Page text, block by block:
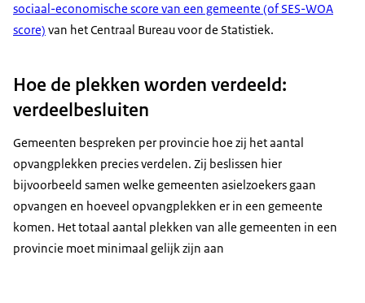
sociaal-economische score van een gemeente (of SES-WOA
score) van het Centraal Bureau voor de Statistiek.
Hoe de plekken worden verdeeld:
verdeelbesluiten
Gemeenten bespreken per provincie hoe zij het aantal
opvangplekken precies verdelen. Zij beslissen hier
bijvoorbeeld samen welke gemeenten asielzoekers gaan
opvangen en hoeveel opvangplekken er in een gemeente
komen. Het totaal aantal plekken van alle gemeenten in een
provincie moet minimaal gelijk zijn aan